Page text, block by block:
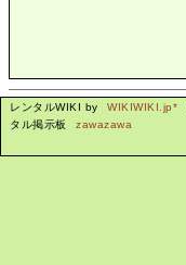
レンタルWIKI by WIKIWIKI.jp*
タル掲示板
zawazawa